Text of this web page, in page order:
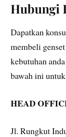
Hubungi
Dapatkan
membeli
kebutuhan
bawah ini
HEAD
Jl. Rungkut